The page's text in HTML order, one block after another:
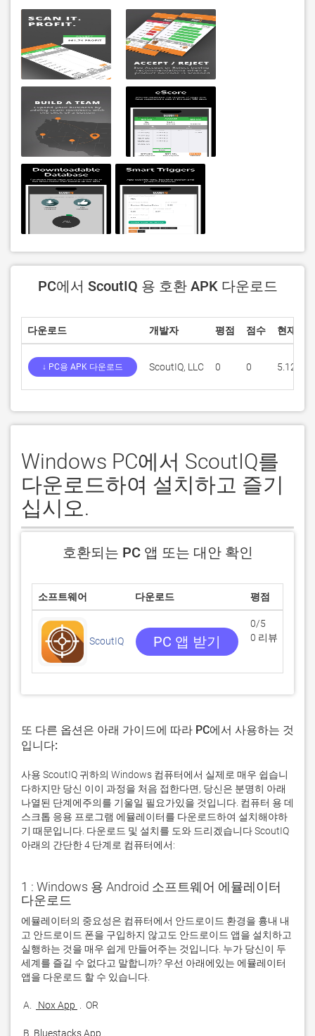
PC에서 ScoutIQ 용 호환 APK 다운로드
다운로드 개발자 평점 점수 현재 버
↓ PC용 APK 다운로드 ScoutIQ, LLC 0 0 5.12.3
Windows PC에서 ScoutIQ를
다운로드하여 설치하고 즐기
십시오.
호환되는 PC 앱 또는 대안 확인
소프트웨어 다운로드 평점
ScoutIQ PC 앱 받기
0/5
0 리뷰
또 다른 옵션은 아래 가이드에 따라 PC에서 사용하는 것
입니다:
사용 ScoutIQ 귀하의 Windows 컴퓨터에서 실제로 매우 쉽습니
다하지만 당신 이이 과정을 처음 접한다면, 당신은 분명히 아래
나열된 단계에주의를 기울일 필요가있을 것입니다. 컴퓨터 용 데
스크톱 응용 프로그램 에뮬레이터를 다운로드하여 설치해야하
기 때문입니다. 다운로드 및 설치를 도와 드리겠습니다 ScoutIQ
아래의 간단한 4 단계로 컴퓨터에서:
1 : Windows 용 Android 소프트웨어 에뮬레이터
다운로드
에뮬레이터의 중요성은 컴퓨터에서 안드로이드 환경을 흉내 내
고 안드로이드 폰을 구입하지 않고도 안드로이드 앱을 설치하고
실행하는 것을 매우 쉽게 만들어주는 것입니다. 누가 당신이 두
세계를 즐길 수 없다고 말합니까? 우선 아래에있는 에뮬레이터
A. Nox App
B. Bluestacks App